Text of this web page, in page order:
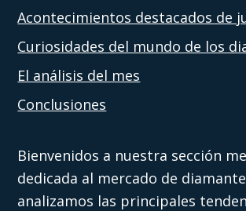
Acontecimientos destacados de
Curiosidades del mundo de los
El análisis del mes
Conclusiones
Bienvenidos a nuestra sección
dedicada al mercado de
analizamos las principales